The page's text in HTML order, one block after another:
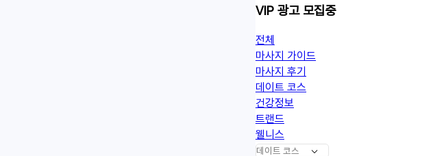
VIP 광고 모집중
전체
마사지 가이드
마사지 후기
열
린
분
류
데이트 코스
건강정보
트랜드
웰니스